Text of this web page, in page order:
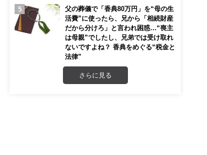
父の葬儀で「香典80万円」を“母の生
活費”に使ったら、兄から「相続財産
だから分けろ」と言われ困惑…“喪主
は母親”でしたし、兄弟では受け取れ
ないですよね？ 香典をめぐる“税金と
法律”
さらに見る